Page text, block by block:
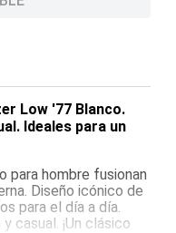
Low '77 Blanco.
Ideales para un
para hombre fusionan
Diseño icónico de
para el día a día.
casual. ¡Un clásico